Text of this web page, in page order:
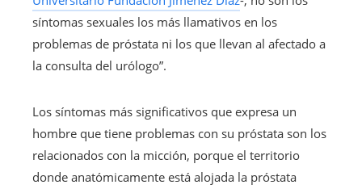
síntomas sexuales los más llamativos en los
problemas de próstata ni los que llevan al afectado a
la consulta del urólogo”.
Los síntomas más significativos que expresa un
hombre que tiene problemas con su próstata son los
relacionados con la micción, porque el territorio
donde anatómicamente está alojada la próstata